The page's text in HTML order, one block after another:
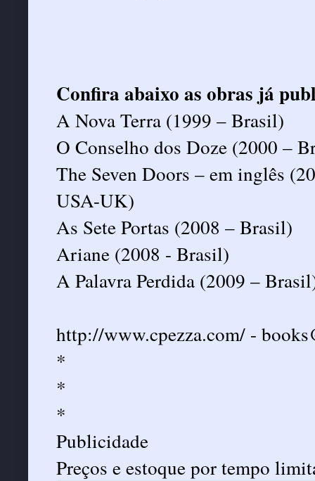
Confira abaixo as obras já
A Nova Terra (1999 – Brasil)
O Conselho dos Doze (2000 –
The Seven Doors – em inglês
USA-UK)
As Sete Portas (2008 – Brasil)
Ariane (2008 - Brasil)
A Palavra Perdida (2009 –
http://www.cpezza.com/ -
*
*
*
Publicidade
Preços e estoque por tempo